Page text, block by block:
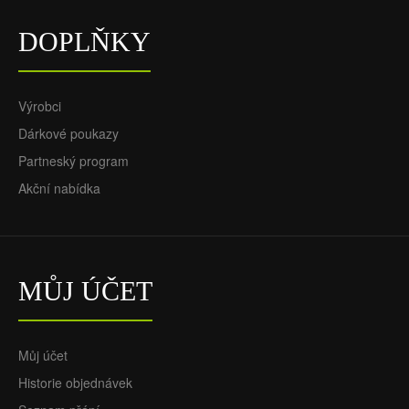
Oficiální Fotbalový Dres
2024-25 pro Muži
70,55€
DOPLŇKY
Výrobci
Dárkové poukazy
Partneský program
Akční nabídka
MŮJ ÚČET
Můj účet
Historie objednávek